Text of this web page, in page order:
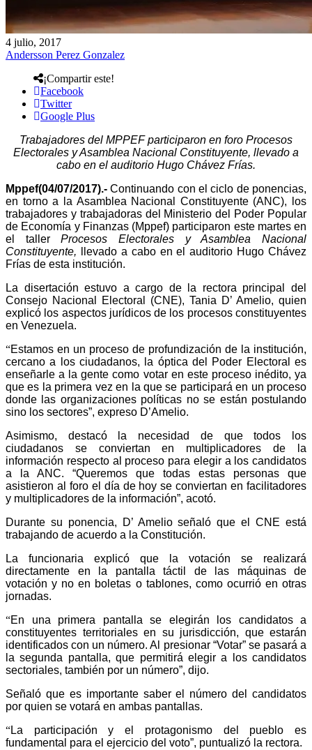
4 julio, 2017
Andersson Perez Gonzalez
¡Compartir este!
Facebook
Twitter
Google Plus
Trabajadores del MPPEF participaron en foro Procesos
Electorales y Asamblea Nacional Constituyente, llevado a
cabo en el auditorio Hugo Chávez Frías.
Mppef(04/07/2017).-Continuando con el ciclo de ponencias,
en torno a la Asamblea Nacional Constituyente (ANC), los
trabajadores y trabajadoras del Ministerio del Poder Popular
de Economía y Finanzas (Mppef) participaron este martes en
el tallerProcesos Electorales y Asamblea Nacional
Constituyente, llevado a cabo en el auditorio Hugo Chávez
Frías de esta institución.
La disertación estuvo a cargo de
la rectora principaldel
Consejo Nacional Electoral (CNE), Tania D’ Amelio, quien
explicó los aspectos jurídicos de los procesos constituyentes
en Venezuela.
“Estamos en un proceso de profundización de la institución,
cercano a los ciudadanos,
la óptica del Poder Electoral es
enseñarle a la gente como votar en este proceso inédito, ya
que es la primera vezen la que se participará en un proceso
donde las organizaciones políticas no se están postulando
sino los sectores”, expreso D’Amelio.
Asimismo, destacó la necesidad de que todos los
ciudadanos se conviertan en multiplicadores de la
información respecto al proceso para elegir a los candidatos
a la ANC. “Queremos que todas estas personas que
asistieron al foro el día de hoy se conviertan en facilitadores
y multiplicadores de la información”, acotó.
Durante su ponencia, D’ Amelio señalóque el CNE está
trabajando de acuerdo a la Constitución.
La funcionaria explicó que la votación se realizará
directamente en la pantalla táctil de las máquinas de
votación y no en boletas o tablones, como ocurrió en otras
jornadas.
“En una primera pantalla se elegirán los candidatos a
constituyentes territoriales en su jurisdicción, que estarán
identificados con un número. Al presionar “Votar” se pasará a
la segunda pantalla, que permitirá elegir a los candidatos
sectoria les, también por un número”, dijo.
Señaló que esimportante saber el número del candidatos
por quien se votará en ambas pantallas.
“La participación y el protagonismo del pueblo es
fundamental para el ejercicio del voto”, puntualizó la rectora.